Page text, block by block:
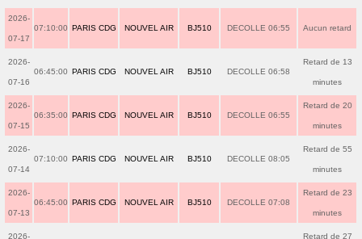
2026-
07-17
07:10:00 PARIS CDG NOUVEL AIR BJ510 DECOLLE 06:55 Aucun retard
2026-
07-16
06:45:00 PARIS CDG NOUVEL AIR BJ510 DECOLLE 06:58
Retard de 13
minutes
2026-
07-15
06:35:00 PARIS CDG NOUVEL AIR BJ510 DECOLLE 06:55
Retard de 20
minutes
2026-
07-14
07:10:00 PARIS CDG NOUVEL AIR BJ510 DECOLLE 08:05
Retard de 55
minutes
2026-
07-13
06:45:00 PARIS CDG NOUVEL AIR BJ510 DECOLLE 07:08
Retard de 23
minutes
2026- Retard de 27